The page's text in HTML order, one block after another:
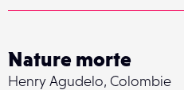
Nature morte
Henry Agudelo, Colombie